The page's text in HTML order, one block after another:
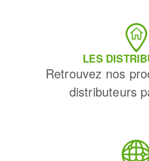
LES
Retrouvez nos
distributeurs